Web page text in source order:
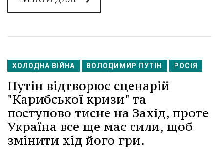
ХОЛОДНА ВІЙНА ВОЛОДИМИР ПУТІН РОСІЯ
Путін відтворює сценарій
"Карибської кризи" та
поступово тисне на Захід, проте
Україна все ще має сили, щоб
змінити хід його гри.